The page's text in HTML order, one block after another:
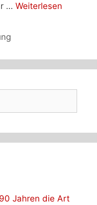
… Weiterlesen
Jahren die Art